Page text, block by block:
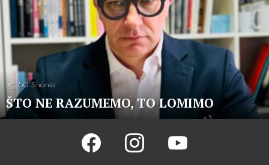
50 Shares
ŠTO NE RAZUMEMO, TO LOMIMO
facebook instagram youtube